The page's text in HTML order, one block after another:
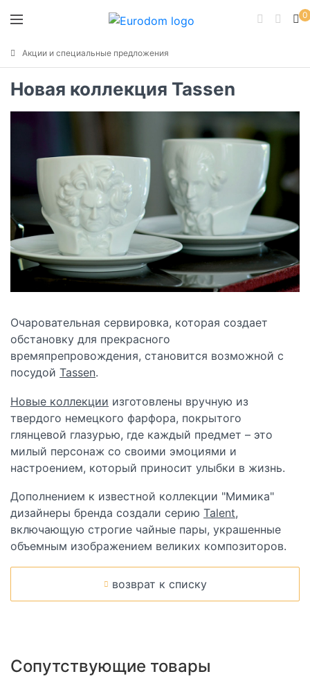
0
Акции и специальные предложения
Новая коллекция Tassen
Очаровательная сервировка, которая создает
обстановку для прекрасного
времяпрепровождения, становится возможной с
посудой Tassen.
Новые коллекции изготовлены вручную из
твердого немецкого фарфора, покрытого
глянцевой глазурью, где каждый предмет – это
милый персонаж со своими эмоциями и
настроением, который приносит улыбки в жизнь.
Дополнением к известной коллекции "Мимика"
дизайнеры бренда создали серию Talent,
включающую строгие чайные пары, украшенные
объемным изображением великих композиторов.
возврат к списку
Сопутствующие товары